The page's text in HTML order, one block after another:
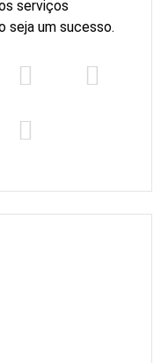
serviços
seja um sucesso.